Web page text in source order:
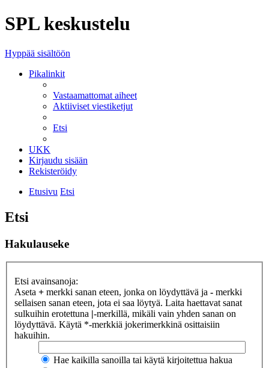
SPL keskustelu
Hyppää sisältöön
Pikalinkit
Vastaamattomat aiheet
Aktiiviset viestiketjut
Etsi
UKK
Kirjaudu sisään
Rekisteröidy
Etusivu Etsi
Etsi
Hakulauseke
Etsi avainsanoja:
Aseta + merkki sanan eteen, jonka on löydyttävä ja - merkki
sellaisen sanan eteen, jota ei saa löytyä. Laita haettavat sanat
sulkuihin erotettuna |-merkillä, mikäli vain yhden sanan on
löydyttävä. Käytä *-merkkiä jokerimerkkinä osittaisiin
hakuihin.
Hae kaikilla sanoilla tai käytä kirjoitettua hakua